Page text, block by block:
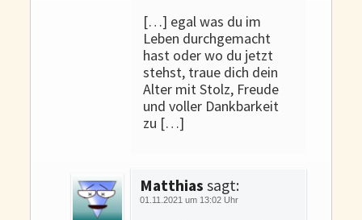
[…] egal was du im
Leben durchgemacht
hast oder wo du jetzt
stehst, traue dich dein
Alter mit Stolz, Freude
und voller Dankbarkeit
zu […]
Matthias sagt:
01.11.2021 um 13:02 Uhr